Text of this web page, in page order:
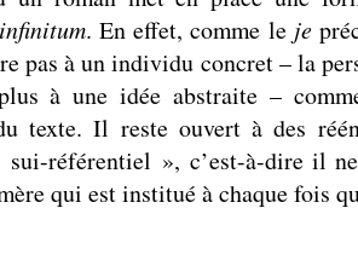
. En effet, comme le je
pas à un individu concret – la
à une idée abstraite –
texte. Il reste ouvert à des
sui-référentiel », c’est-à-dire il
qui est institué à chaque fois